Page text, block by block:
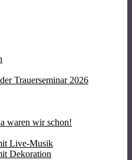
Trauerseminar 2026
waren wir schon!
Live-Musik
Dekoration